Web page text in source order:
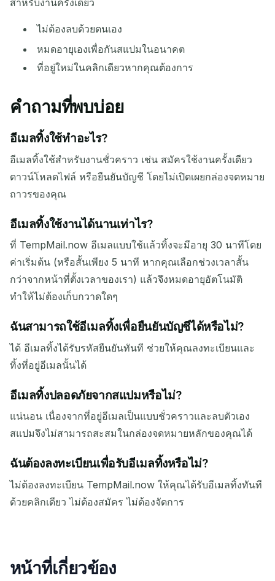
สำหรับงานครั้งเดียว
ไม่ต้องลบด้วยตนเอง
หมดอายุเองเพื่อกันสแปมในอนาคต
ที่อยู่ใหม่ในคลิกเดียวหากคุณต้องการ
คำถามที่พบบ่อย
อีเมลทิ้งใช้ทำอะไร?
อีเมลทิ้งใช้สำหรับงานชั่วคราว เช่น สมัครใช้งานครั้งเดียว
ดาวน์โหลดไฟล์ หรือยืนยันบัญชี โดยไม่เปิดเผยกล่องจดหมาย
ถาวรของคุณ
อีเมลทิ้งใช้งานได้นานเท่าไร?
ที่ TempMail.now อีเมลแบบใช้แล้วทิ้งจะมีอายุ 30 นาทีโดย
ค่าเริ่มต้น (หรือสั้นเพียง 5 นาที หากคุณเลือกช่วงเวลาสั้น
กว่าจากหน้าที่ตั้งเวลาของเรา) แล้วจึงหมดอายุอัตโนมัติ
ทำให้ไม่ต้องเก็บกวาดใดๆ
ฉันสามารถใช้อีเมลทิ้งเพื่อยืนยันบัญชีได้หรือไม่?
ได้ อีเมลทิ้งได้รับรหัสยืนยันทันที ช่วยให้คุณลงทะเบียนและ
ทิ้งที่อยู่อีเมลนั้นได้
อีเมลทิ้งปลอดภัยจากสแปมหรือไม่?
แน่นอน เนื่องจากที่อยู่อีเมลเป็นแบบชั่วคราวและลบตัวเอง
สแปมจึงไม่สามารถสะสมในกล่องจดหมายหลักของคุณได้
ฉันต้องลงทะเบียนเพื่อรับอีเมลทิ้งหรือไม่?
ไม่ต้องลงทะเบียน TempMail.now ให้คุณได้รับอีเมลทิ้งทันที
ด้วยคลิกเดียว ไม่ต้องสมัคร ไม่ต้องจัดการ
หน้าที่เกี่ยวข้อง